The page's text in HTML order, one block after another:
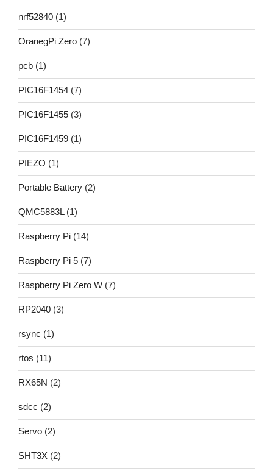
nrf52840 (1)
OranegPi Zero (7)
pcb (1)
PIC16F1454 (7)
PIC16F1455 (3)
PIC16F1459 (1)
PIEZO (1)
Portable Battery (2)
QMC5883L(1)
Raspberry Pi (14)
Raspberry Pi 5 (7)
Raspberry Pi Zero W (7)
RP2040 (3)
rsync (1)
rtos (11)
RX65N (2)
sdcc (2)
Servo (2)
SHT3X (2)